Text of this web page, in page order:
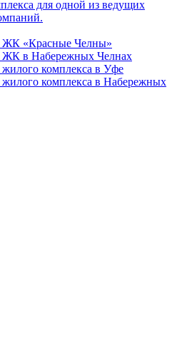
для одной из ведущих
ЖК «Красные Челны»
ЖК в Набережных Челнах
комплекса в Уфе
комплекса в Набережных